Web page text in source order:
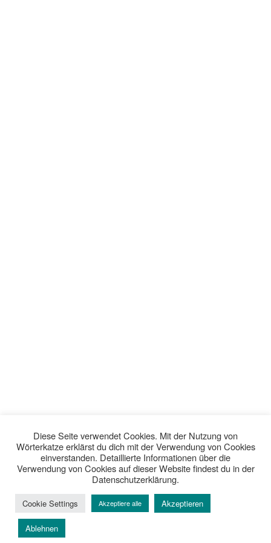
Diese Seite verwendet Cookies. Mit der Nutzung von
Wörterkatze erklärst du dich mit der Verwendung von Cookies
einverstanden. Detaillierte Informationen über die
Verwendung von Cookies auf dieser Website findest du in der
Datenschutzerklärung.
Cookie Settings Akzeptiere alle Akzeptieren
Ablehnen